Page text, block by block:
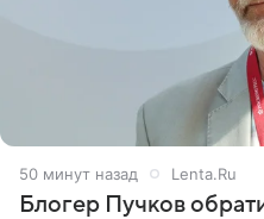
50 минут назад Lenta.Ru
Блогер Пучков